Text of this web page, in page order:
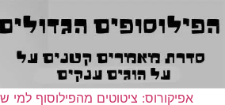
אפיקורוס: ציטוטים מהפילוסוף למי